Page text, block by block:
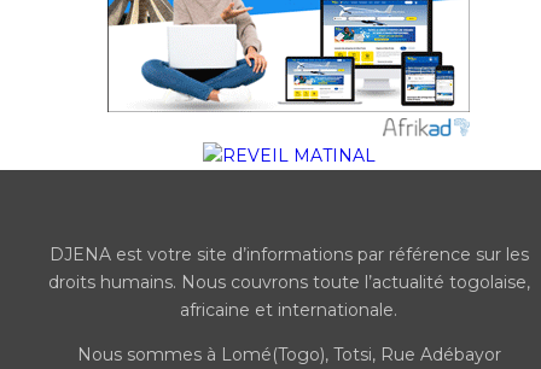
DJENA est votre site d’informations par référence sur les
droits humains. Nous couvrons toute l’actualité togolaise,
africaine et internationale.
Nous sommes à Lomé(Togo), Totsi, Rue Adébayor